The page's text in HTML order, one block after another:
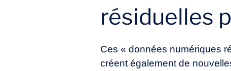
résiduelles
Ces « données numériques
créent également de